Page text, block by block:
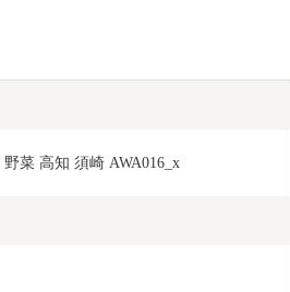
菜 高知 須崎 AWA016_x